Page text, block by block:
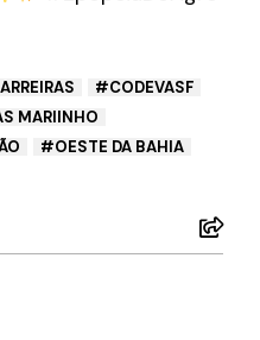
CODEVASF
MARIINHO
OESTE DA BAHIA